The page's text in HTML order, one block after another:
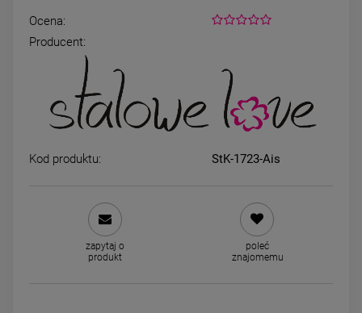
STAL CHIRURGICZNA
34,00 zł
powiadom o dostępności
Kolczyki STAL
złota kropla długa 2,5 cm
44,00 zł
DO KOSZYKA
Ocena:
Producent:
Kod produktu: StK-1723-Ais
zapytaj o
produkt
poleć
znajomemu